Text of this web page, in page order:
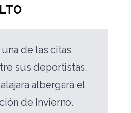
de las citas
sus deportistas.
albergará el
de Invierno.